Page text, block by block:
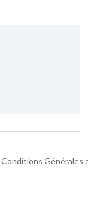
Conditions Générales